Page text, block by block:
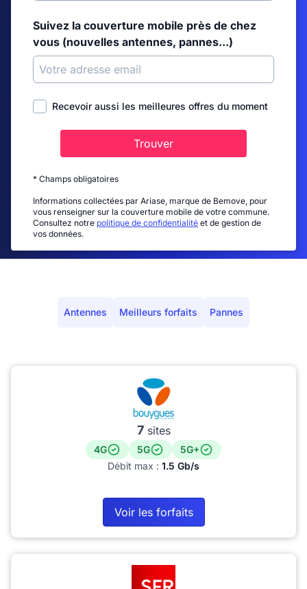
Suivez la couverture mobile près de chez
vous (nouvelles antennes, pannes...)
Recevoir aussi les meilleures offres du moment
Trouver
* Champs obligatoires
Informations collectées par Ariase, marque de Bemove, pour
vous renseigner sur la couverture mobile de votre commune.
Consultez notre politique de confidentialité et de gestion de
vos données.
Antennes Meilleurs forfaits Pannes
7sites
4G 5G
5G+
Débit max : 1.5 Gb/s
Voir les forfaits